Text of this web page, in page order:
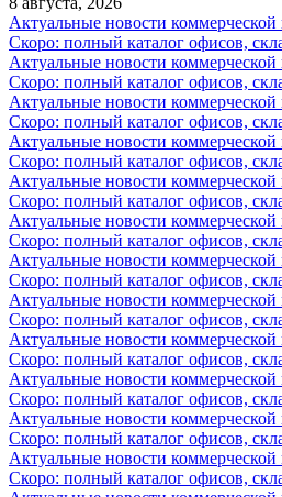
Актуальные новости
Скоро: полный каталог офисов,
Актуальные новости
Скоро: полный каталог офисов,
Актуальные новости
Скоро: полный каталог офисов,
Актуальные новости
Скоро: полный каталог офисов,
Актуальные новости
Скоро: полный каталог офисов,
Актуальные новости
Скоро: полный каталог офисов,
Актуальные новости
Скоро: полный каталог офисов,
Актуальные новости
Скоро: полный каталог офисов,
Актуальные новости
Скоро: полный каталог офисов,
Актуальные новости
Скоро: полный каталог офисов,
Актуальные новости
Скоро: полный каталог офисов,
Актуальные новости
Скоро: полный каталог офисов,